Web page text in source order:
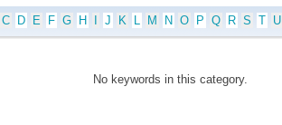
C D E F G H J K L M N O P Q R S T U
No keywords in this category.